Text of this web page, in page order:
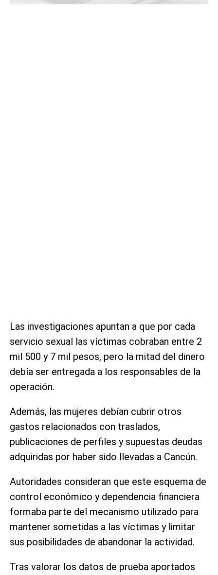
Las investigaciones apuntan a que por cada
servicio sexual las víctimas cobraban entre 2
mil 500 y 7 mil pesos, pero la mitad del dinero
debía ser entregada a los responsables de la
operación.
Además, las mujeres debían cubrir otros
gastos relacionados con traslados,
publicaciones de perfiles y supuestas deudas
adquiridas por haber sido llevadas a Cancún.
Autoridades consideran que este esquema de
control económico y dependencia financiera
formaba parte del mecanismo utilizado para
mantener sometidas a las víctimas y limitar
sus posibilidades de abandonar la actividad.
Tras valorar los datos de prueba aportados